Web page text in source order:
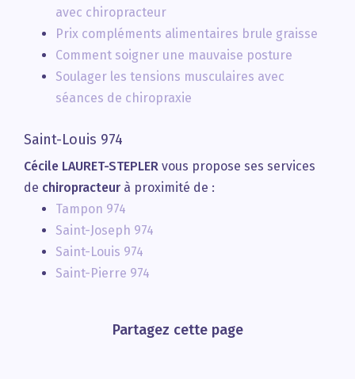
avec chiropracteur
Prix compléments alimentaires brule graisse
Comment soigner une mauvaise posture
Soulager les tensions musculaires avec
séances de chiropraxie
Saint-Louis 974
Cécile LAURET-STEPLER vous propose ses services
de chiropracteur à proximité de :
Tampon 974
Saint-Joseph 974
Saint-Louis 974
Saint-Pierre 974